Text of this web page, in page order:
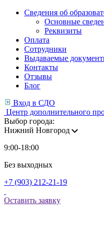
Сведения об
Основные
Реквизиты
Оплата
Сотрудники
Выдаваемые
Контакты
Отзывы
Блог
Вход в СДО
Центр дополнительного
Выбор города:
Нижний Новгород
9:00-18:00
Без выходных
+7 (903) 212-21-19
Оставить заявку